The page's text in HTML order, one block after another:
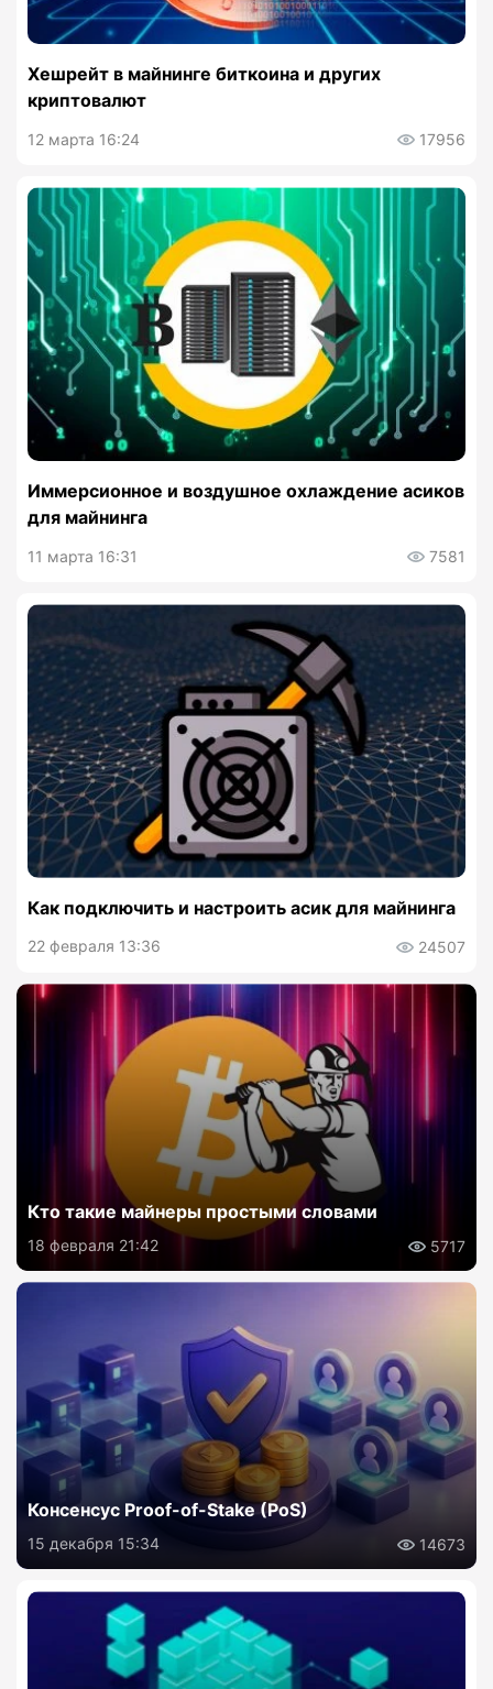
Хешрейт в майнинге биткоина и других
криптовалют
12 марта 16:24 17956
Иммерсионное и воздушное охлаждение асиков
для майнинга
11 марта 16:31 7581
Как подключить и настроить асик для майнинга
22 февраля 13:36 24507
Кто такие майнеры простыми словами
18 февраля 21:42 5717
Консенсус Proof-of-Stake (PoS)
15 декабря 15:34 14673